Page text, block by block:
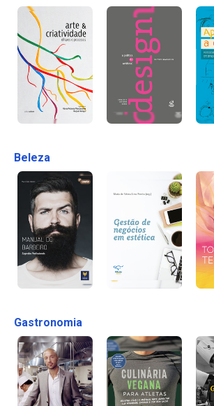
Beleza
Gastronomia